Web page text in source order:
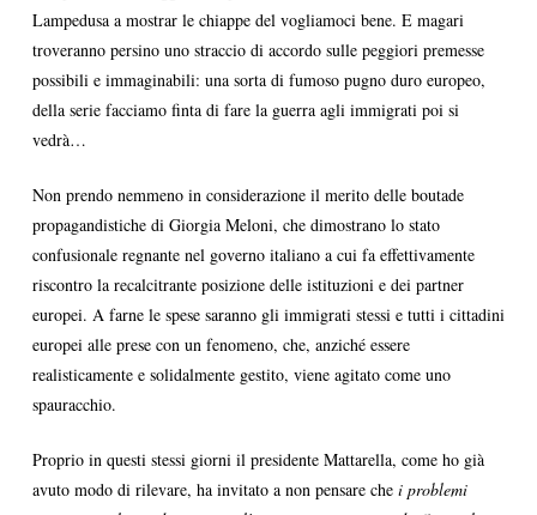
Lampedusa a mostrar le chiappe del vogliamoci bene. E magari
troveranno persino uno straccio di accordo sulle peggiori premesse
possibili e immaginabili: una sorta di fumoso pugno duro europeo,
della serie facciamo finta di fare la guerra agli immigrati poi si
vedrà…
Non prendo nemmeno in considerazione il merito delle boutade
propagandistiche di Giorgia Meloni, che dimostrano lo stato
confusionale regnante nel governo italiano a cui fa effettivamente
riscontro la recalcitrante posizione delle istituzioni e dei partner
europei. A farne le spese saranno gli immigrati stessi e tutti i cittadini
europei alle prese con un fenomeno, che, anziché essere
realisticamente e solidalmente gestito, viene agitato come uno
spauracchio.
Proprio in questi stessi giorni il presidente Mattarella, come ho già
avuto modo di rilevare, ha invitato a non pensare chei problemi